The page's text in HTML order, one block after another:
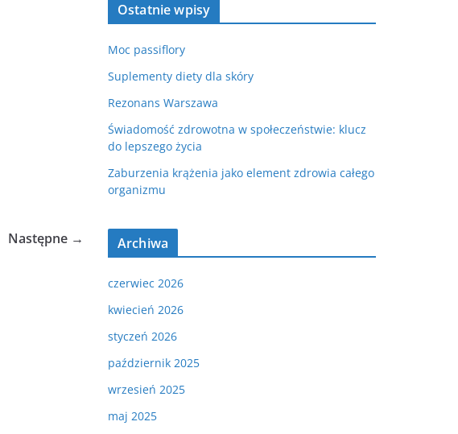
Następne →
Ostatnie wpisy
Moc passiflory
Suplementy diety dla skóry
Rezonans Warszawa
Świadomość zdrowotna w społeczeństwie: klucz
do lepszego życia
Zaburzenia krążenia jako element zdrowia całego
organizmu
Archiwa
czerwiec 2026
kwiecień 2026
styczeń 2026
październik 2025
wrzesień 2025
maj 2025